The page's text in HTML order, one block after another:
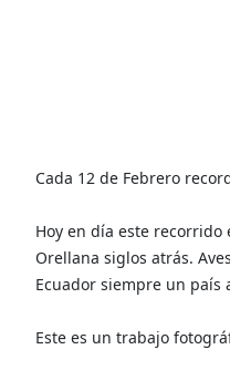
Cada 12 de Febrero
Hoy en día este
Orellana siglos atrás.
Ecuador siempre un país
Este es un trabajo